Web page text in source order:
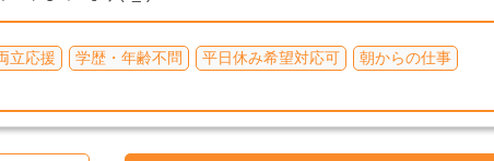
立応援 学歴・年齢不問 平日休み希望対応可
朝からの仕事